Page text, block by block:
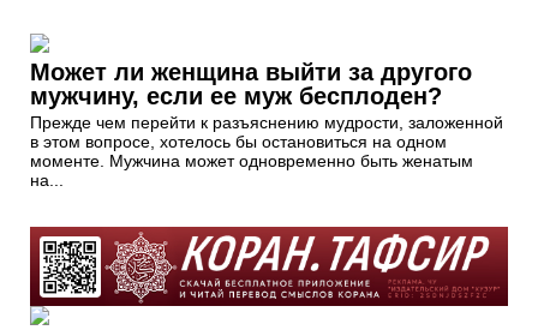
Может ли женщина выйти за другого
мужчину, если ее муж бесплоден?
Прежде чем перейти к разъяснению мудрости, заложенной
в этом вопросе, хотелось бы остановиться на одном
моменте. Мужчина может одновременно быть женатым
на...